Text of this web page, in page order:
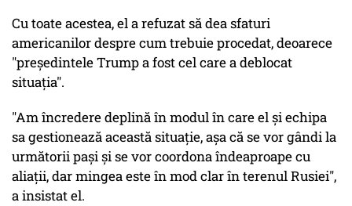
Cu toate acestea, el a refuzat să dea sfaturi
americanilor despre cum trebuie procedat, deoarece
"preşedintele Trump a fost cel care a deblocat
situaţia".
"Am încredere deplină în modul în care el şi echipa
sa gestionează această situaţie, aşa că se vor gândi la
următorii paşi şi se vor coordona îndeaproape cu
aliaţii, dar mingea este în mod clar în terenul Rusiei",
a insistat el.